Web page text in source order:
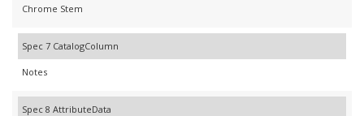
Chrome Stem
Spec 7 CatalogColumn
Notes
Spec 8 AttributeData